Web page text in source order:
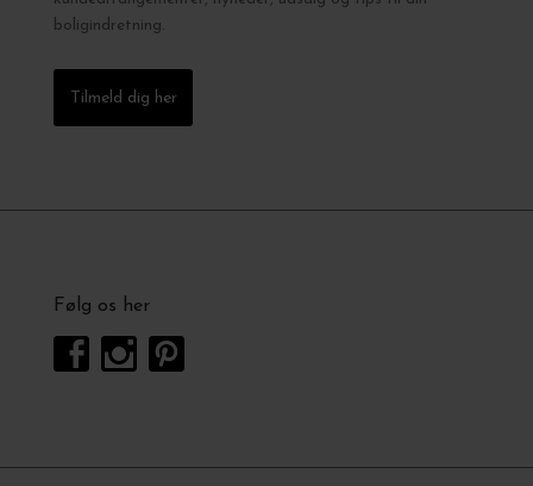
boligindretning.
Tilmeld dig her
Følg os her